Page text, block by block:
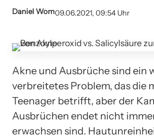
Daniel Wom09.06.2021, 09:54 Uhr
Akne und Ausbrüche sind ein
verbreitetes Problem, das die
Teenager betrifft, aber der
Ausbrüchen endet nicht
erwachsen sind.